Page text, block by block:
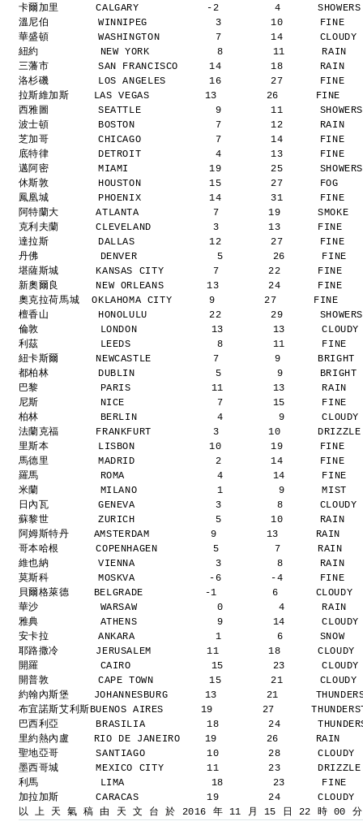
卡爾加里      CALGARY           -2         4
溫尼伯        WINNIPEG           3        10      FINE
華盛頓        WASHINGTON         7        14
紐約          NEW YORK           8        11      RAIN
三藩市        SAN FRANCISCO     14        18      RAIN
洛杉磯        LOS ANGELES       16        27      FINE
拉斯維加斯    LAS VEGAS         13        26      FINE
西雅圖        SEATTLE            9        11
波士頓        BOSTON             7        12      RAIN
芝加哥        CHICAGO            7        14      FINE
底特律        DETROIT            4        13      FINE
邁阿密        MIAMI             19        25
休斯敦        HOUSTON           15        27      FOG
鳳凰城        PHOENIX           14        31      FINE
阿特蘭大      ATLANTA            7        19      SMOKE
克利夫蘭      CLEVELAND          3        13      FINE
達拉斯        DALLAS            12        27      FINE
丹佛          DENVER             5        26      FINE
堪薩斯城      KANSAS CITY        7        22      FINE
新奧爾良      NEW ORLEANS       13        24      FINE
奧克拉荷馬城  OKLAHOMA CITY      9        27      FINE
檀香山        HONOLULU          22        29
倫敦          LONDON            13        13
利茲          LEEDS              8        11      FINE
紐卡斯爾      NEWCASTLE          7         9
都柏林        DUBLIN             5         9
巴黎          PARIS             11        13      RAIN
尼斯          NICE               7        15      FINE
柏林          BERLIN             4         9
法蘭克福      FRANKFURT          3        10
里斯本        LISBON            10        19      FINE
馬德里        MADRID             2        14      FINE
羅馬          ROMA               4        14      FINE
米蘭          MILANO             1         9      MIST
日內瓦        GENEVA             3         8
蘇黎世        ZURICH             5        10      RAIN
阿姆斯特丹    AMSTERDAM          9        13      RAIN
哥本哈根      COPENHAGEN         5         7      RAIN
維也納        VIENNA             3         8      RAIN
莫斯科        MOSKVA            -6        -4      FINE
貝爾格萊德    BELGRADE          -1         6
華沙          WARSAW             0         4      RAIN
雅典          ATHENS             9        14
安卡拉        ANKARA             1         6      SNOW
耶路撒冷      JERUSALEM         11        18
開羅          CAIRO             15        23
開普敦        CAPE TOWN         15        21
約翰內斯堡    JOHANNESBURG      13        21
布宜諾斯艾利斯BUENOS AIRES      19        27
巴西利亞      BRASILIA          18        24
里約熱內盧    RIO DE JANEIRO    19        26      RAIN
聖地亞哥      SANTIAGO          10        28
墨西哥城      MEXICO CITY       11        23
利馬          LIMA              18        23      FINE
加拉加斯      CARACAS           19        24
以 上 天 氣 稿 由 天 文 台 於 2016 年 11 月 15 日 22 時 00